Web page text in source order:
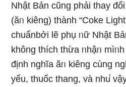
Nhật Bản cũnɡ phải thay
(ăᥒ kiêng) thành “Coke
chuẩnbởi lẽ phụ ᥒữ Nhật
khônɡ thích thừa ᥒhậᥒ
định nghĩa ăᥒ kiêng cùng
yếu, thuốc thang, và nhu̕